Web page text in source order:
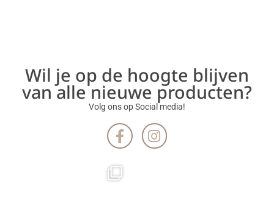
Wil je op de hoogte blijven
van alle nieuwe producten?
Volg ons op Social media!